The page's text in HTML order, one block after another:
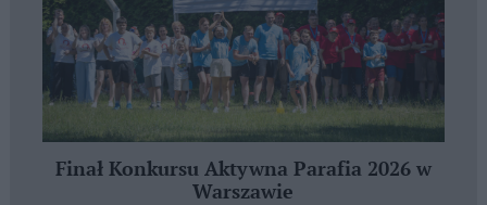
Finał Konkursu Aktywna Parafia 2026 w
Warszawie